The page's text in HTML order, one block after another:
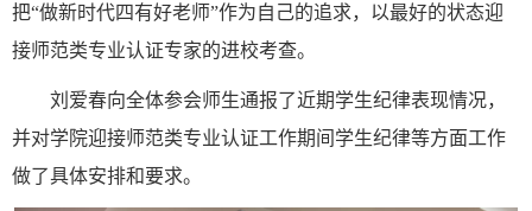
把“做新时代四有好老师”作为自己的追求，以最好的状态迎
接师范类专业认证专家的进校考查。
刘爱春向全体参会师生通报了近期学生纪律表现情况，
并对学院迎接师范类专业认证工作期间学生纪律等方面工作
做了具体安排和要求。